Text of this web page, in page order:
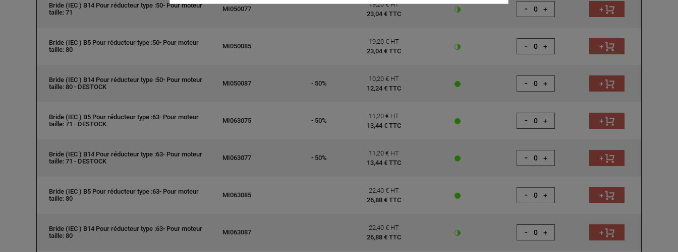
Bride (IEC ) B14 Pour réducteur type :50- Pour moteur
taille: 71
MI050077
19,20 € HT
23,04 € TTC
- + +
Bride (IEC ) B5 Pour réducteur type :50- Pour moteur
taille: 80
MI050085
19,20 € HT
23,04 € TTC
- + +
Bride (IEC ) B14 Pour réducteur type :50- Pour moteur
taille: 80 - DESTOCK
MI050087 - 50%
10,20 € HT
12,24 € TTC
- + +
Bride (IEC ) B5 Pour réducteur type :63- Pour moteur
taille: 71 - DESTOCK
MI063075 - 50%
11,20 € HT
13,44 € TTC
- + +
Bride (IEC ) B14 Pour réducteur type :63- Pour moteur
taille: 71 - DESTOCK
MI063077 - 50%
11,20 € HT
13,44 € TTC
- + +
Bride (IEC ) B5 Pour réducteur type :63- Pour moteur
taille: 80
MI063085
22,40 € HT
26,88 € TTC
- + +
Bride (IEC ) B14 Pour réducteur type :63- Pour moteur
taille: 80
MI063087
22,40 € HT
26,88 € TTC
- + +